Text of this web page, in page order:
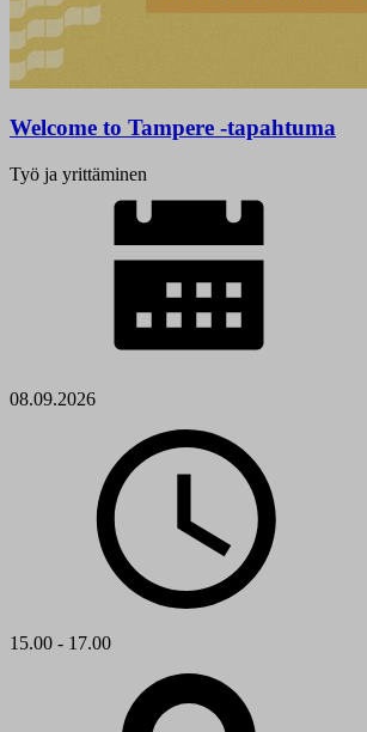
Welcome to Tampere -tapahtuma
Työ ja yrittäminen
08.09.2026
15.00 - 17.00